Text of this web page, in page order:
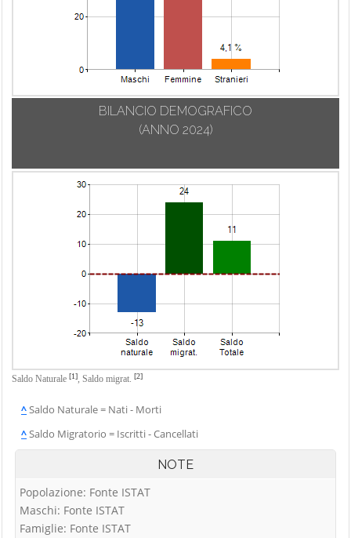
BILANCIO DEMOGRAFICO
(ANNO 2024)
Saldo Naturale [1], Saldo migrat. [2]
^Saldo Naturale = Nati - Morti
^Saldo Migratorio = Iscritti - Cancellati
NOTE
Popolazione: Fonte ISTAT
Maschi: Fonte ISTAT
Famiglie: Fonte ISTAT